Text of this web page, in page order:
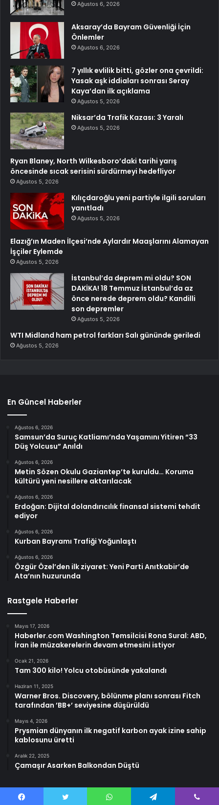
Ağustos 6, 2026
Aksaray’da Bayram Güvenliği İçin
Önlemler
Ağustos 6, 2026
7 yıllık evlilik bitti, gözler ona çevrildi:
Yasak aşk iddiaları sonrası Seray
Kaya’dan ilk açıklama
Ağustos 5, 2026
Niksar’da Trafik Kazası: 3 Yaralı
Ağustos 5, 2026
Ryan Blaney, North Wilkesboro’daki tarihi yarış
öncesinde sıcak serisini sürdürmeyi hedefliyor
Ağustos 5, 2026
Kılıçdaroğlu yeni partiyle ilgili soruları
yanıtladı
Ağustos 5, 2026
Elazığ’ın Maden İlçesi’nde Aylardır Maaşlarını Alamayan
İşçiler Eylemde
Ağustos 5, 2026
İstanbul’da deprem mi oldu? SON
DAKİKA! 18 Temmuz İstanbul’da az
önce nerede deprem oldu? Kandilli
son depremler
Ağustos 5, 2026
WTI Midland ham petrol farkları Salı gününde geriledi
Ağustos 5, 2026
En Güncel Haberler
Ağustos 6, 2026
Samsun’da Suruç Katliamı’nda Yaşamını Yitiren “33
Düş Yolcusu” Anıldı
Ağustos 6, 2026
Metin Sözen Okulu Gaziantep’te kuruldu… Koruma
kültürü yeni nesillere aktarılacak
Ağustos 6, 2026
Erdoğan: Dijital dolandırıcılık finansal sistemi tehdit
ediyor
Ağustos 6, 2026
Kurban Bayramı Trafiği Yoğunlaştı
Ağustos 6, 2026
Özgür Özel’den ilk ziyaret: Yeni Parti Anıtkabir’de
Ata’nın huzurunda
Rastgele Haberler
Mayıs 17, 2026
Haberler.com Washington Temsilcisi Rona Sural: ABD,
İran ile müzakerelerin devam etmesini istiyor
Ocak 21, 2026
Tam 300 kilo! Yolcu otobüsünde yakalandı
Haziran 11, 2025
Warner Bros. Discovery, bölünme planı sonrası Fitch
tarafından ’BB+’ seviyesine düşürüldü
Mayıs 4, 2026
Prysmian dünyanın ilk negatif karbon ayak izine sahip
kablosunu üretti
Aralık 22, 2025
Çamaşır Asarken Balkondan Düştü